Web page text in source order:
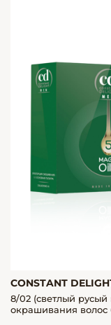
CONSTANT
8/02 (светлый
окрашивания